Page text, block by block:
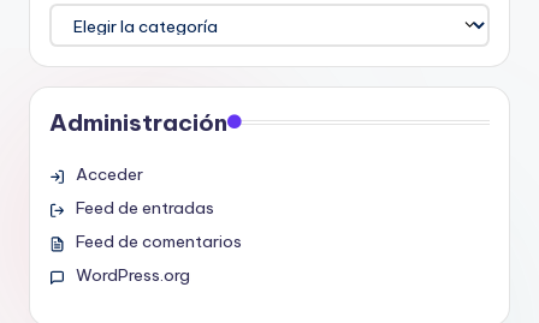
Categorías
Administración
Acceder
Feed de entradas
Feed de comentarios
WordPress.org